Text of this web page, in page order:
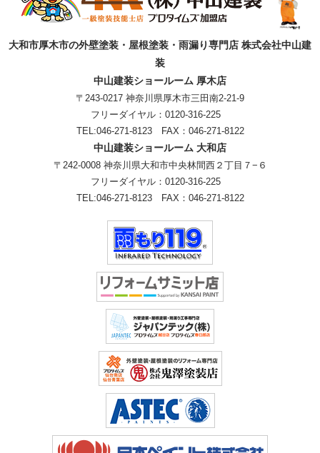
大和市厚木市の外壁塗装・屋根塗装・雨漏り専門店 株式会社中山建
装
中山建装ショールーム 厚木店
〒243-0217 神奈川県厚木市三田南2-21-9
フリーダイヤル： 0120-316-225
TEL:046-271-8123 FAX：046-271-8122
中山建装ショールーム 大和店
〒242-0008 神奈川県大和市中央林間西２丁目７−６
フリーダイヤル： 0120-316-225
TEL:046-271-8123 FAX：046-271-8122